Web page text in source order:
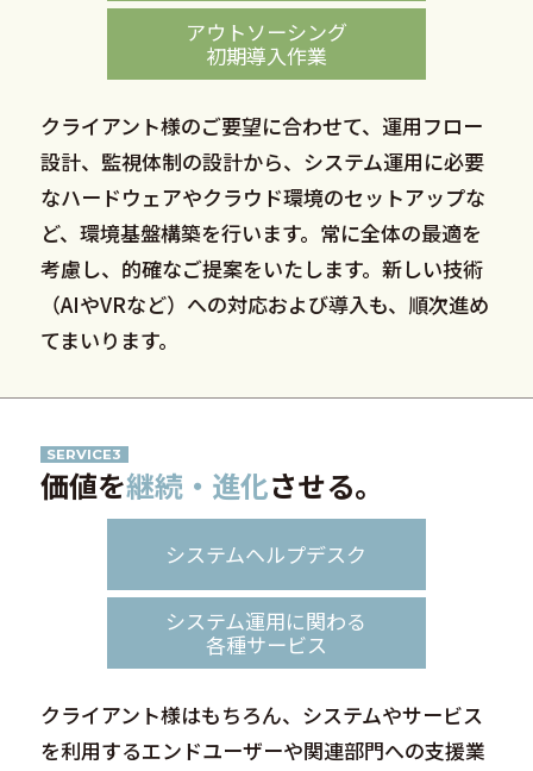
アウトソーシング
初期導入作業
クライアント様のご要望に合わせて、運用フロー
設計、監視体制の設計から、システム運用に必要
なハードウェアやクラウド環境のセットアップな
ど、環境基盤構築を行います。常に全体の最適を
考慮し、的確なご提案をいたします。新しい技術
（AIやVRなど）への対応および導入も、順次進め
てまいります。
SERVICE3
価値を継続・進化させる。
システムヘルプデスク
システム運用に関わる
各種サービス
クライアント様はもちろん、システムやサービス
を利用するエンドユーザーや関連部門への支援業